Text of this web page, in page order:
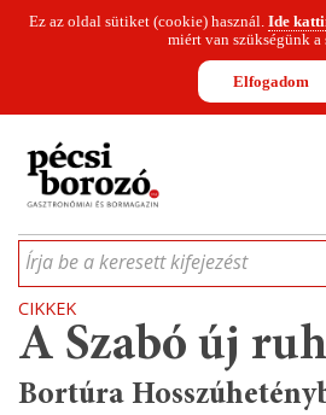
Ez az oldal sütiket (cookie) használ. Ide
miért van szükségünk a
Elfogadom
CIKKEKHÍREKINFOGRAFIKÁK
Írja be a keresett kifejezést
CIKKEK
A Szabó új
Bortúra